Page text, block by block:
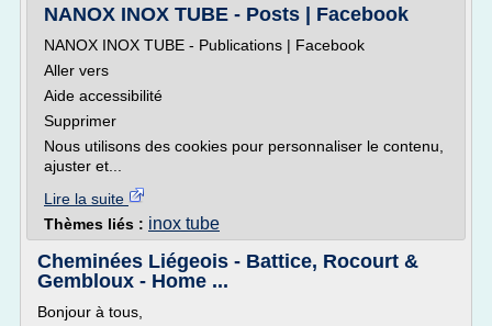
NANOX INOX TUBE - Posts | Facebook
NANOX INOX TUBE - Publications | Facebook
Aller vers
Aide accessibilité
Supprimer
Nous utilisons des cookies pour personnaliser le contenu,
ajuster et...
Lire la suite
Thèmes liés : inox tube
Cheminées Liégeois - Battice, Rocourt &
Gembloux - Home ...
Bonjour à tous,